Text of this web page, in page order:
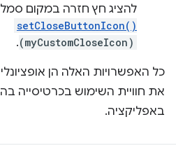
להציג חץ חזרה במקום סמל
setCloseButtonIcon()
(myCustomCloseIcon)
.
כל האפשרויות האלה הן
את חוויית השימוש בכרטיסייה
באפליקציה.